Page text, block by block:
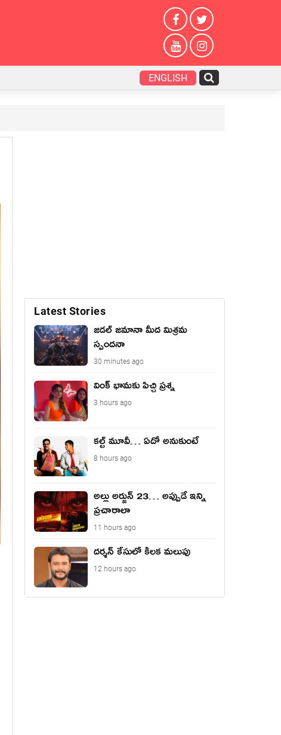
ENGLISH
Latest Stories
జడల్ జమానా మీద మిశ్రమ
స్పందనా
30 minutes ago
వింక్ భామకు పిచ్చి ప్రశ్న
3 hours ago
కల్ట్ మూవీ… ఏదో అనుకుంటే
8 hours ago
అల్లు అర్జున్ 23… అప్పుడే ఇన్ని
ప్రచారాలా
11 hours ago
దర్శన్ కేసులో కీలక మలుపు
12 hours ago